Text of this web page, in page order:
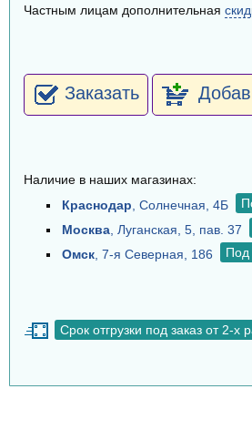
Частным лицам дополнительная
Заказать
Наличие в наших магазинах:
Краснодар , Солнечная, 4Б
Москва , Луганская, 5, пав. 37
Омск , 7-я Северная, 186 Под
Срок отгрузки под заказ от 2-х